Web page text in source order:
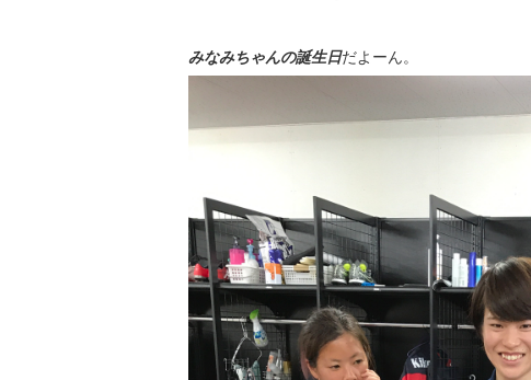
みなみちゃんの誕生日だよーん。